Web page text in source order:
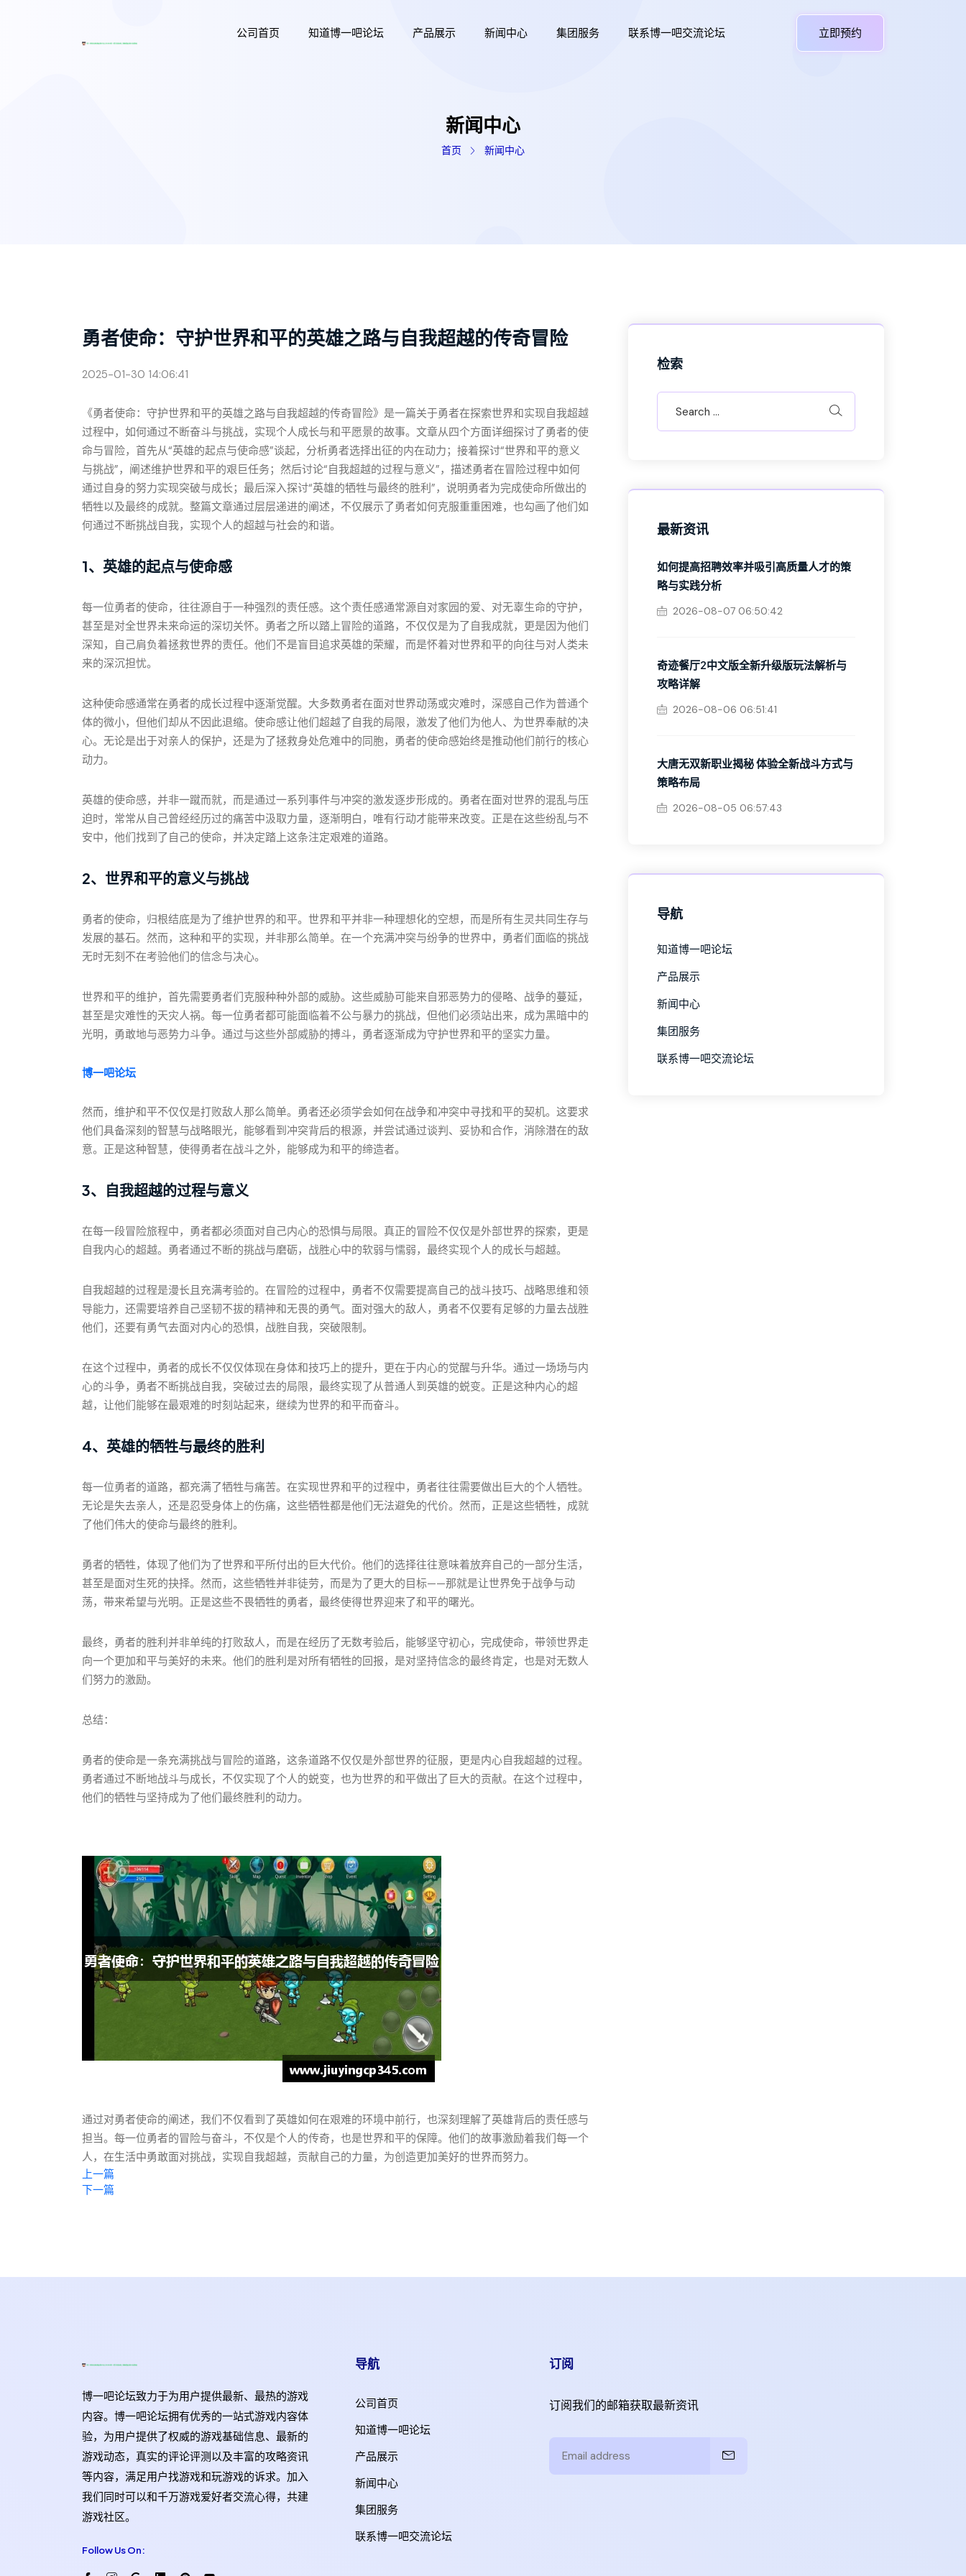
公司首页 知道博一吧论坛 产品展示 新闻中心 集团服务 联系博一吧交流论坛 立即预约
新闻中心
首页 新闻中心
勇者使命：守护世界和平的英雄之路与自我超越的传奇冒险
2025-01-30 14:06:41
《勇者使命：守护世界和平的英雄之路与自我超越的传奇冒险》是一篇关于勇者在探索世界和实现自我超越
过程中，如何通过不断奋斗与挑战，实现个人成长与和平愿景的故事。文章从四个方面详细探讨了勇者的使
命与冒险，首先从“英雄的起点与使命感”谈起，分析勇者选择出征的内在动力；接着探讨“世界和平的意义
与挑战”，阐述维护世界和平的艰巨任务；然后讨论“自我超越的过程与意义”，描述勇者在冒险过程中如何
通过自身的努力实现突破与成长；最后深入探讨“英雄的牺牲与最终的胜利”，说明勇者为完成使命所做出的
牺牲以及最终的成就。整篇文章通过层层递进的阐述，不仅展示了勇者如何克服重重困难，也勾画了他们如
何通过不断挑战自我，实现个人的超越与社会的和谐。
1、英雄的起点与使命感
每一位勇者的使命，往往源自于一种强烈的责任感。这个责任感通常源自对家园的爱、对无辜生命的守护，
甚至是对全世界未来命运的深切关怀。勇者之所以踏上冒险的道路，不仅仅是为了自我成就，更是因为他们
深知，自己肩负着拯救世界的责任。他们不是盲目追求英雄的荣耀，而是怀着对世界和平的向往与对人类未
来的深沉担忧。
这种使命感通常在勇者的成长过程中逐渐觉醒。大多数勇者在面对世界动荡或灾难时，深感自己作为普通个
体的微小，但他们却从不因此退缩。使命感让他们超越了自我的局限，激发了他们为他人、为世界奉献的决
心。无论是出于对亲人的保护，还是为了拯救身处危难中的同胞，勇者的使命感始终是推动他们前行的核心
动力。
英雄的使命感，并非一蹴而就，而是通过一系列事件与冲突的激发逐步形成的。勇者在面对世界的混乱与压
迫时，常常从自己曾经经历过的痛苦中汲取力量，逐渐明白，唯有行动才能带来改变。正是在这些纷乱与不
安中，他们找到了自己的使命，并决定踏上这条注定艰难的道路。
2、世界和平的意义与挑战
勇者的使命，归根结底是为了维护世界的和平。世界和平并非一种理想化的空想，而是所有生灵共同生存与
发展的基石。然而，这种和平的实现，并非那么简单。在一个充满冲突与纷争的世界中，勇者们面临的挑战
无时无刻不在考验他们的信念与决心。
世界和平的维护，首先需要勇者们克服种种外部的威胁。这些威胁可能来自邪恶势力的侵略、战争的蔓延，
甚至是灾难性的天灾人祸。每一位勇者都可能面临着不公与暴力的挑战，但他们必须站出来，成为黑暗中的
光明，勇敢地与恶势力斗争。通过与这些外部威胁的搏斗，勇者逐渐成为守护世界和平的坚实力量。
博一吧论坛
然而，维护和平不仅仅是打败敌人那么简单。勇者还必须学会如何在战争和冲突中寻找和平的契机。这要求
他们具备深刻的智慧与战略眼光，能够看到冲突背后的根源，并尝试通过谈判、妥协和合作，消除潜在的敌
意。正是这种智慧，使得勇者在战斗之外，能够成为和平的缔造者。
3、自我超越的过程与意义
在每一段冒险旅程中，勇者都必须面对自己内心的恐惧与局限。真正的冒险不仅仅是外部世界的探索，更是
自我内心的超越。勇者通过不断的挑战与磨砺，战胜心中的软弱与懦弱，最终实现个人的成长与超越。
自我超越的过程是漫长且充满考验的。在冒险的过程中，勇者不仅需要提高自己的战斗技巧、战略思维和领
导能力，还需要培养自己坚韧不拔的精神和无畏的勇气。面对强大的敌人，勇者不仅要有足够的力量去战胜
他们，还要有勇气去面对内心的恐惧，战胜自我，突破限制。
在这个过程中，勇者的成长不仅仅体现在身体和技巧上的提升，更在于内心的觉醒与升华。通过一场场与内
心的斗争，勇者不断挑战自我，突破过去的局限，最终实现了从普通人到英雄的蜕变。正是这种内心的超
越，让他们能够在最艰难的时刻站起来，继续为世界的和平而奋斗。
4、英雄的牺牲与最终的胜利
每一位勇者的道路，都充满了牺牲与痛苦。在实现世界和平的过程中，勇者往往需要做出巨大的个人牺牲。
无论是失去亲人，还是忍受身体上的伤痛，这些牺牲都是他们无法避免的代价。然而，正是这些牺牲，成就
了他们伟大的使命与最终的胜利。
勇者的牺牲，体现了他们为了世界和平所付出的巨大代价。他们的选择往往意味着放弃自己的一部分生活，
甚至是面对生死的抉择。然而，这些牺牲并非徒劳，而是为了更大的目标——那就是让世界免于战争与动
荡，带来希望与光明。正是这些不畏牺牲的勇者，最终使得世界迎来了和平的曙光。
最终，勇者的胜利并非单纯的打败敌人，而是在经历了无数考验后，能够坚守初心，完成使命，带领世界走
向一个更加和平与美好的未来。他们的胜利是对所有牺牲的回报，是对坚持信念的最终肯定，也是对无数人
们努力的激励。
总结：
勇者的使命是一条充满挑战与冒险的道路，这条道路不仅仅是外部世界的征服，更是内心自我超越的过程。
勇者通过不断地战斗与成长，不仅实现了个人的蜕变，也为世界的和平做出了巨大的贡献。在这个过程中，
他们的牺牲与坚持成为了他们最终胜利的动力。
通过对勇者使命的阐述，我们不仅看到了英雄如何在艰难的环境中前行，也深刻理解了英雄背后的责任感与
担当。每一位勇者的冒险与奋斗，不仅是个人的传奇，也是世界和平的保障。他们的故事激励着我们每一个
人，在生活中勇敢面对挑战，实现自我超越，贡献自己的力量，为创造更加美好的世界而努力。
上一篇
下一篇
检索
最新资讯
如何提高招聘效率并吸引高质量人才的策
略与实践分析
2026-08-07 06:50:42
奇迹餐厅2中文版全新升级版玩法解析与
攻略详解
2026-08-06 06:51:41
大唐无双新职业揭秘 体验全新战斗方式与
策略布局
2026-08-05 06:57:43
导航
知道博一吧论坛
产品展示
新闻中心
集团服务
联系博一吧交流论坛
博一吧论坛致力于为用户提供最新、最热的游戏
内容。博一吧论坛拥有优秀的一站式游戏内容体
验，为用户提供了权威的游戏基础信息、最新的
游戏动态，真实的评论评测以及丰富的攻略资讯
等内容，满足用户找游戏和玩游戏的诉求。加入
我们同时可以和千万游戏爱好者交流心得，共建
游戏社区。
Follow Us On:
导航
公司首页
知道博一吧论坛
产品展示
新闻中心
集团服务
联系博一吧交流论坛
订阅
订阅我们的邮箱获取最新资讯